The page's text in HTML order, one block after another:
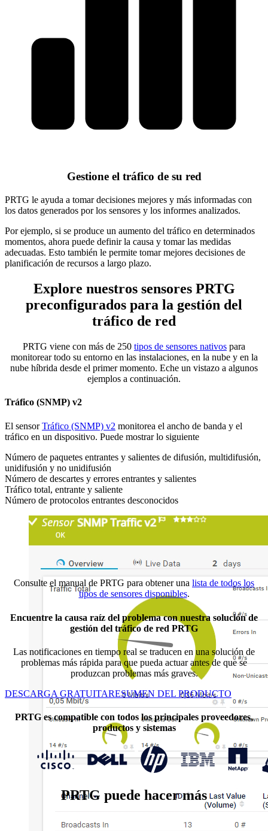
Gestione el tráfico de su red
PRTG le ayuda a tomar decisiones mejores y más informadas con
los datos generados por los sensores y los informes analizados.
Por ejemplo, si se produce un aumento del tráfico en determinados
momentos, ahora puede definir la causa y tomar las medidas
adecuadas. Esto también le permite tomar mejores decisiones de
planificación de recursos a largo plazo.
Explore nuestros sensores PRTG
preconfigurados para la gestión del
tráfico de red
PRTG viene con más de 250 tipos de sensores nativos para
monitorear todo su entorno en las instalaciones, en la nube y en la
nube híbrida desde el primer momento. Eche un vistazo a algunos
ejemplos a continuación.
Tráfico (SNMP) v2
El sensorTráfico (SNMP) v2 monitorea el ancho de banda y el
tráfico en un dispositivo. Puede mostrar lo siguiente
Número de paquetes entrantes y salientes de difusión, multidifusión,
unidifusión y no unidifusión
Número de descartes y errores entrantes y salientes
Tráfico total, entrante y saliente
Número de protocolos entrantes desconocidos
Consulte el manual de PRTG para obtener una lista de todos los
tipos de sensores disponibles.
Encuentre la causa raíz del problema con nuestra solución de
gestión del tráfico de red PRTG
Las notificaciones en tiempo real se traducen en una solución de
problemas más rápida para que pueda actuar antes de que se
produzcan problemas más graves.
DESCARGA GRATUITARESUMEN DEL PRODUCTO
PRTG es compatible con todos los principales proveedores,
productos y sistemas
PRTG puede hacer más